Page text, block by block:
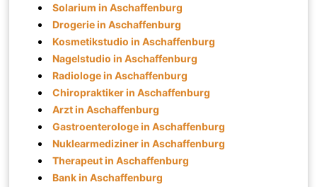
Solarium in Aschaffenburg
Drogerie in Aschaffenburg
Kosmetikstudio in Aschaffenburg
Nagelstudio in Aschaffenburg
Radiologe in Aschaffenburg
Chiropraktiker in Aschaffenburg
Arzt in Aschaffenburg
Gastroenterologe in Aschaffenburg
Nuklearmediziner in Aschaffenburg
Therapeut in Aschaffenburg
Bank in Aschaffenburg